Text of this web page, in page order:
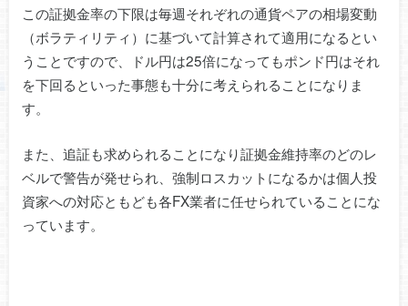
この証拠金率の下限は毎週それぞれの通貨ペアの相場変動
（ボラティリティ）に基づいて計算されて適用になるとい
うことですので、ドル円は25倍になってもポンド円はそれ
を下回るといった事態も十分に考えられることになりま
す。
また、追証も求められることになり証拠金維持率のどのレ
ベルで警告が発せられ、強制ロスカットになるかは個人投
資家への対応ともども各FX業者に任せられていることにな
っています。